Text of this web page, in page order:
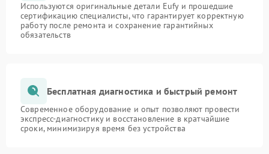
Используются оригинальные детали Eufy и прошедшие
сертификацию специалисты, что гарантирует корректную
работу после ремонта и сохранение гарантийных
обязательств
Бесплатная диагностика и быстрый ремонт
Современное оборудование и опыт позволяют провести
экспресс-диагностику и восстановление в кратчайшие
сроки, минимизируя время без устройства